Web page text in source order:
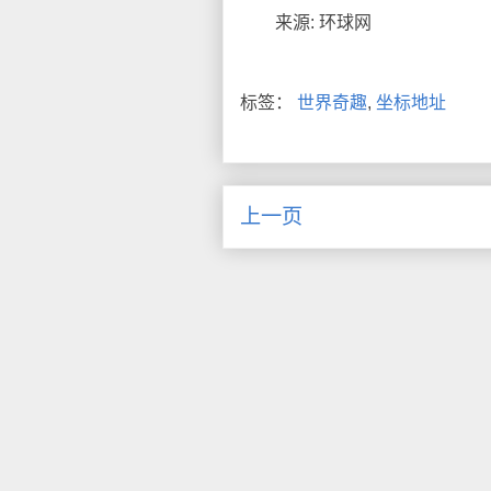
来源: 环球网
标签： 世界奇趣, 坐标地址
上一页